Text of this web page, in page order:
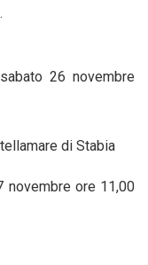
sabato 26 novembre
di Stabia
novembre ore 11,00